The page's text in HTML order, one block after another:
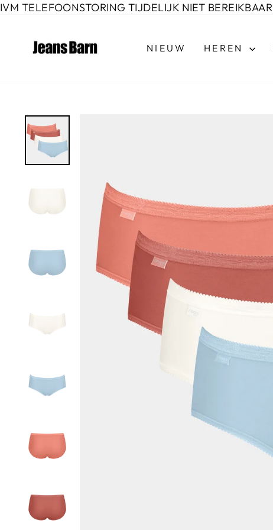
Door
inhoud
IVM TELEFOONSTORING TIJDELIJK NIET
NIEUW HEREN